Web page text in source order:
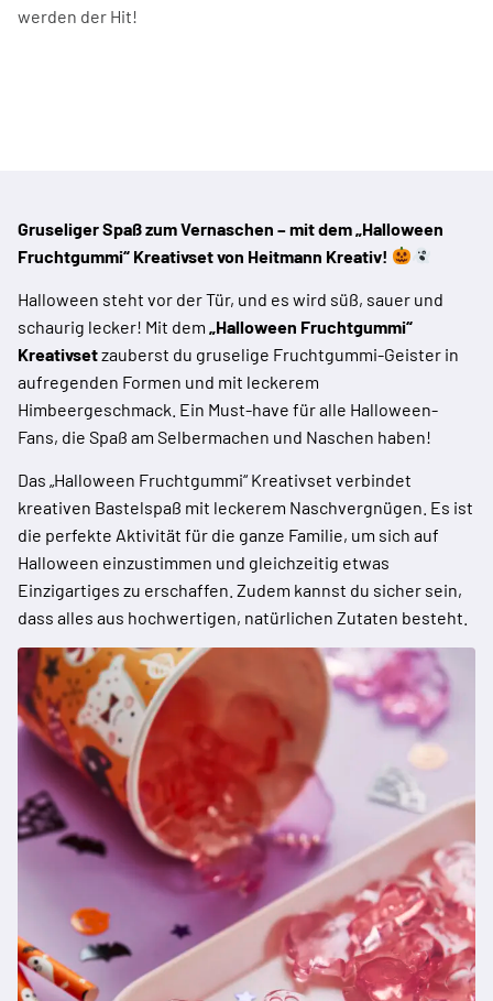
werden der Hit!
Gruseliger Spaß zum Vernaschen – mit dem „Halloween
Fruchtgummi“ Kreativset von Heitmann Kreativ!
Halloween steht vor der Tür, und es wird süß, sauer und
schaurig lecker! Mit dem „Halloween Fruchtgummi“
Kreativsetzauberst du gruselige Fruchtgummi-Geister in
aufregenden Formen und mit leckerem
Himbeergeschmack. Ein Must-have für alle Halloween-
Fans, die Spaß am Selbermachen und Naschen haben!
Das „Halloween Fruchtgummi“ Kreativset verbindet
kreativen Bastelspaß mit leckerem Naschvergnügen. Es ist
die perfekte Aktivität für die ganze Familie, um sich auf
Halloween einzustimmen und gleichzeitig etwas
Einzigartiges zu erschaffen. Zudem kannst du sicher sein,
dass alles aus hochwertigen, natürlichen Zutaten besteht.